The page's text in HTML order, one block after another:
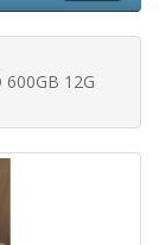
600GB 12G